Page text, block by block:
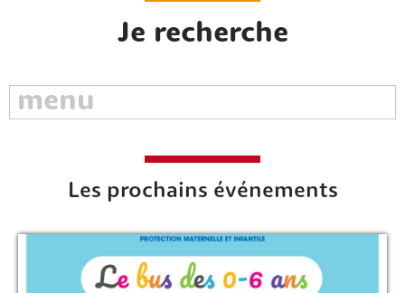
Rechercher sur le site
Je recherche
Les prochains événements